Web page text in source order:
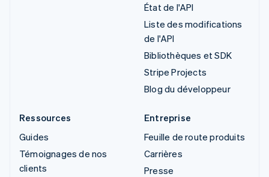
État de l'API
Liste des modifications
de l'API
Bibliothèques et SDK
Stripe Projects
Blog du développeur
Ressources
Guides
Témoignages de nos
clients
Entreprise
Feuille de route produits
Carrières
Presse